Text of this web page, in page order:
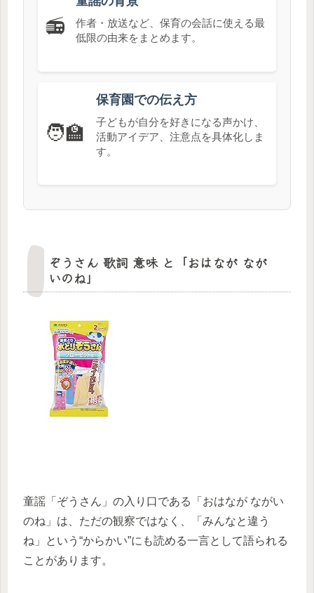
📻
作者・放送など、保育の会話に使える最
低限の由来をまとめます。
🧑‍🏫
保育園での伝え方
子どもが自分を好きになる声かけ、
活動アイデア、注意点を具体化しま
す。
ぞうさん 歌詞 意味 と「おはなが なが
いのね」
童謡「ぞうさん」の入り口である「おはなが ながい
のね」は、ただの観察ではなく、「みんなと違う
ね」という“からかい”にも読める一言として語られる
ことがあります。